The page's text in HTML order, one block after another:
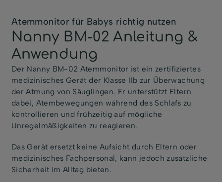
Atemmonitor für Babys richtig nutzen
Nanny BM-02 Anleitung &
Anwendung
Der Nanny BM-02 Atemmonitor ist ein zertifiziertes
medizinisches Gerät der Klasse IIb zur Überwachung
der Atmung von Säuglingen. Er unterstützt Eltern
dabei, Atembewegungen während des Schlafs zu
kontrollieren und frühzeitig auf mögliche
Unregelmäßigkeiten zu reagieren.
Das Gerät ersetzt keine Aufsicht durch Eltern oder
medizinisches Fachpersonal, kann jedoch zusätzliche
Sicherheit im Alltag bieten.